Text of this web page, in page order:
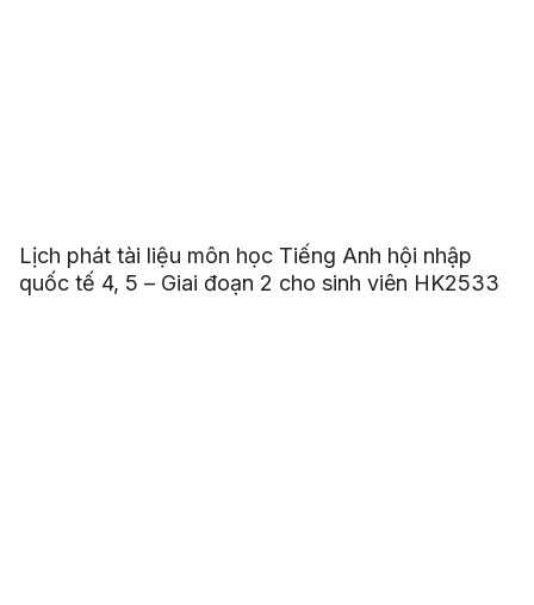
Lịch phát tài liệu môn học Tiếng Anh hội nhập
quốc tế 4, 5 – Giai đoạn 2 cho sinh viên HK2533